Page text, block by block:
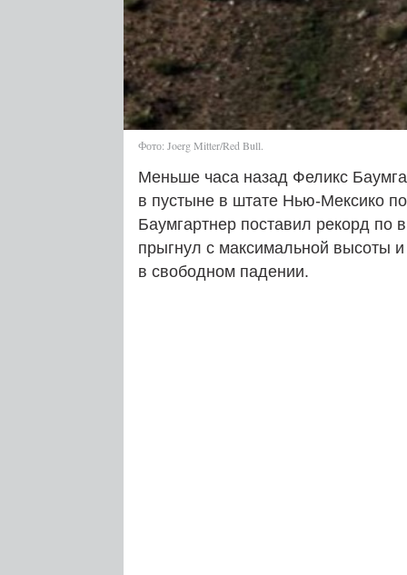
Фото: Joerg Mitter/Red Bull.
Меньше часа назад Феликс
в пустыне в штате Нью-Мексико
Баумгартнер поставил рекорд по
прыгнул с максимальной высоты
в свободном падении.